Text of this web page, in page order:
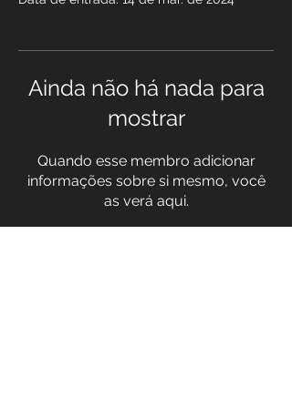
Ainda não há nada para
mostrar
Quando esse membro adicionar
informações sobre si mesmo, você
as verá aqui.